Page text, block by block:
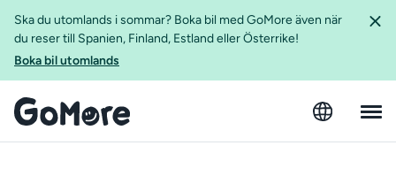
Ska du utomlands i sommar? Boka bil med GoMore även när
du reser till Spanien, Finland, Estland eller Österrike!
Boka bil utomlands